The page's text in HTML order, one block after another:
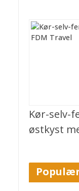
Kør-selv-
østkyst